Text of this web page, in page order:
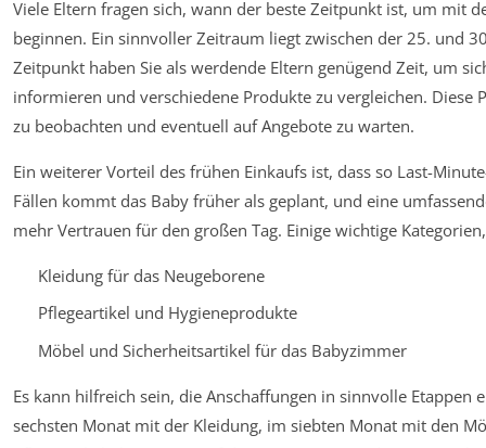
Viele Eltern fragen sich, wann der beste Zeitpunkt ist, um mit
beginnen. Ein sinnvoller Zeitraum liegt zwischen der 25. und
Zeitpunkt haben Sie als werdende Eltern genügend Zeit, um
informieren und verschiedene Produkte zu vergleichen. Diese
zu beobachten und eventuell auf Angebote zu warten.
Ein weiterer Vorteil des frühen Einkaufs ist, dass so Last-
Fällen kommt das Baby früher als geplant, und eine
mehr Vertrauen für den großen Tag. Einige wichtige
Kleidung für das Neugeborene
Pflegeartikel und Hygieneprodukte
Möbel und Sicherheitsartikel für das Babyzimmer
Es kann hilfreich sein, die Anschaffungen in sinnvolle Etappen
sechsten Monat mit der Kleidung, im siebten Monat mit den